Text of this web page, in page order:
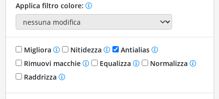
Applica filtro colore:
Migliora Nitidezza
Antialias
Rimuovi macchie
Equalizza
Normalizza
Raddrizza